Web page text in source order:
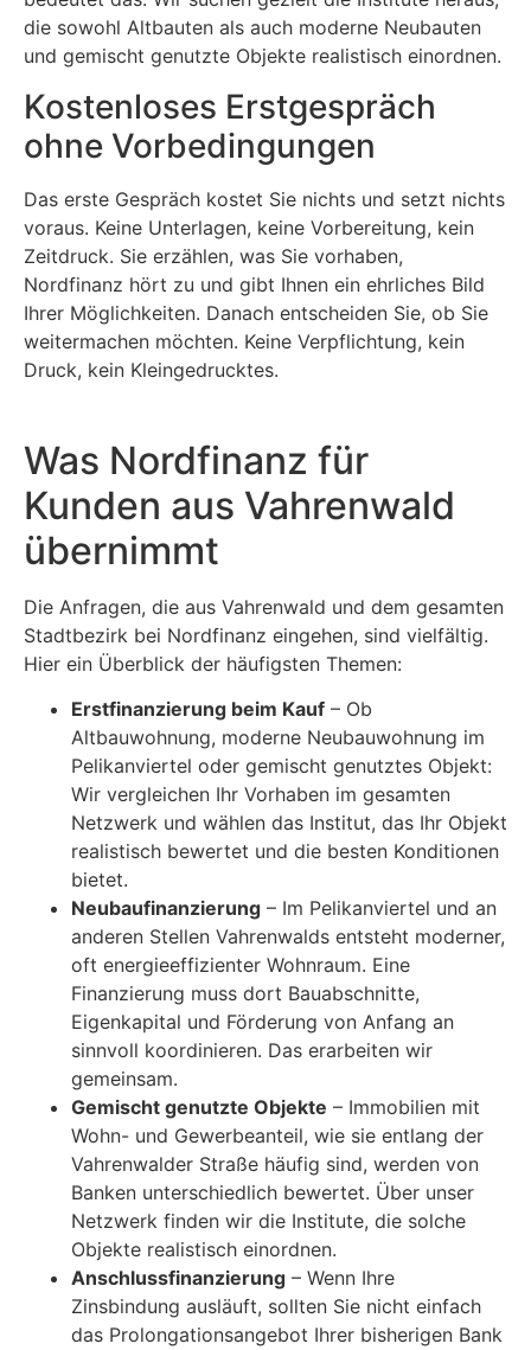
die sowohl Altbauten als auch moderne Neubauten
und gemischt genutzte Objekte realistisch einordnen.
Kostenloses Erstgespräch
ohne Vorbedingungen
Das erste Gespräch kostet Sie nichts und setzt nichts
voraus. Keine Unterlagen, keine Vorbereitung, kein
Zeitdruck. Sie erzählen, was Sie vorhaben,
Nordfinanz hört zu und gibt Ihnen ein ehrliches Bild
Ihrer Möglichkeiten. Danach entscheiden Sie, ob Sie
weitermachen möchten. Keine Verpflichtung, kein
Druck, kein Kleingedrucktes.
Was Nordfinanz für
Kunden aus Vahrenwald
übernimmt
Die Anfragen, die aus Vahrenwald und dem gesamten
Stadtbezirk bei Nordfinanz eingehen, sind vielfältig.
Hier ein Überblick der häufigsten Themen:
Erstfinanzierung beim Kauf – Ob
Altbauwohnung, moderne Neubauwohnung im
Pelikanviertel oder gemischt genutztes Objekt:
Wir vergleichen Ihr Vorhaben im gesamten
Netzwerk und wählen das Institut, das Ihr Objekt
realistisch bewertet und die besten Konditionen
bietet.
Neubaufinanzierung – Im Pelikanviertel und an
anderen Stellen Vahrenwalds entsteht moderner,
oft energieeffizienter Wohnraum. Eine
Finanzierung muss dort Bauabschnitte,
Eigenkapital und Förderung von Anfang an
sinnvoll koordinieren. Das erarbeiten wir
gemeinsam.
Gemischt genutzte Objekte – Immobilien mit
Wohn- und Gewerbeanteil, wie sie entlang der
Vahrenwalder Straße häufig sind, werden von
Banken unterschiedlich bewertet. Über unser
Netzwerk finden wir die Institute, die solche
Objekte realistisch einordnen.
Anschlussfinanzierung – Wenn Ihre
Zinsbindung ausläuft, sollten Sie nicht einfach
das Prolongationsangebot Ihrer bisherigen Bank